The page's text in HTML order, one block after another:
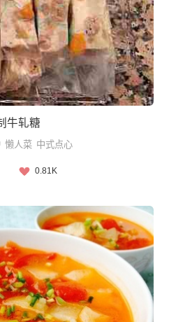
牛轧糖
懒人菜 中式点心
0.81K